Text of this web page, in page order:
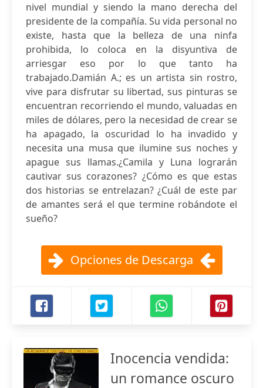
nivel mundial y siendo la mano derecha del
presidente de la compañía. Su vida personal no
existe, hasta que la belleza de una ninfa
prohibida, lo coloca en la disyuntiva de
arriesgar eso por lo que tanto ha
trabajado.Damián A.; es un artista sin rostro,
vive para disfrutar su libertad, sus pinturas se
encuentran recorriendo el mundo, valuadas en
miles de dólares, pero la necesidad de crear se
ha apagado, la oscuridad lo ha invadido y
necesita una musa que ilumine sus noches y
apague sus llamas.¿Camila y Luna lograrán
cautivar sus corazones? ¿Cómo es que estas
dos historias se entrelazan? ¿Cuál de este par
de amantes será el que termine robándote el
sueño?
Opciones de Descarga
Inocencia vendida:
un romance oscuro